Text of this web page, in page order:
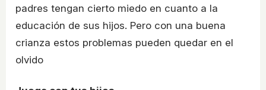
padres tengan cierto miedo en cuanto a la
educación de sus hijos. Pero con una buena
crianza estos problemas pueden quedar en el
olvido